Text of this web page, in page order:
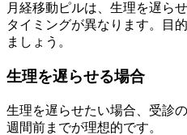
月経移動ピルは、生理を遅ら
タイミングが異なります。
目
ましょう。
生理を遅らせる場合
生理を遅らせたい場合、受診
週間前までが理想的です。